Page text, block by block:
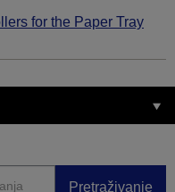
for the Paper Tray
Pretraživanje